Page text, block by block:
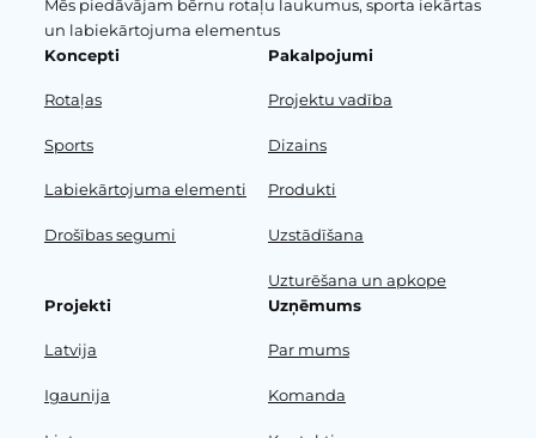
Mēs piedāvājam bērnu rotaļu laukumus, sporta iekārtas
un labiekārtojuma elementus
Koncepti
Rotaļas
Sports
Labiekārtojuma elementi
Drošības segumi
Pakalpojumi
Projektu vadība
Dizains
Produkti
Uzstādīšana
Uzturēšana un apkope
Projekti
Latvija
Igaunija
Uzņēmums
Par mums
Komanda